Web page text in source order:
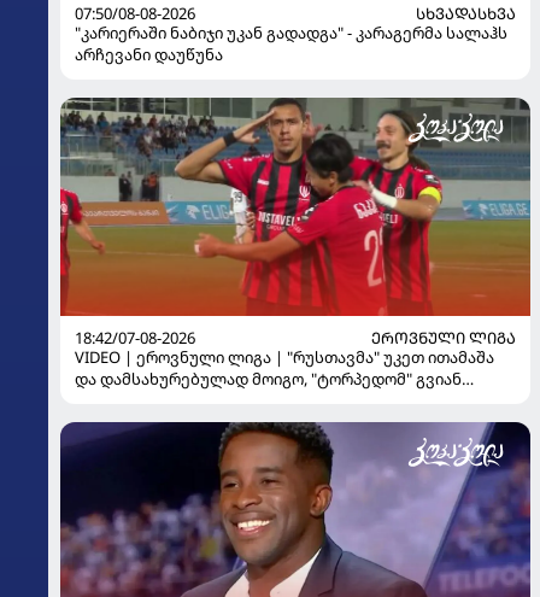
07:50/08-08-2026
ᲡᲮᲕᲐᲓᲐᲡᲮᲕᲐ
"კარიერაში ნაბიჯი უკან გადადგა" - კარაგერმა სალაჰს
არჩევანი დაუწუნა
18:42/07-08-2026
ᲔᲠᲝᲕᲜᲣᲚᲘ ᲚᲘᲒᲐ
VIDEO | ეროვნული ლიგა | "რუსთავმა" უკეთ ითამაშა
და დამსახურებულად მოიგო, "ტორპედომ" გვიან